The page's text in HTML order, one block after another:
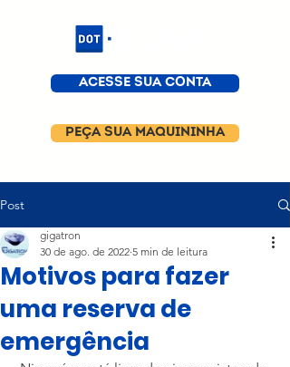
ACESSE SUA CONTA
PEÇA SUA MAQUININHA
Post
Motivos para fazer
uma reserva de
emergência
gigatron
30 de ago. de 2022 5 min de leitura